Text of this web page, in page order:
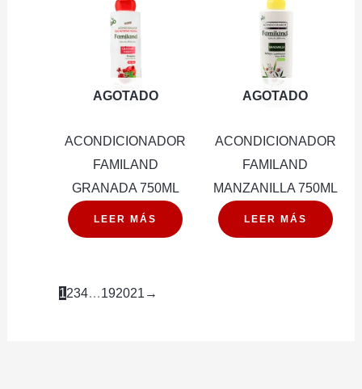
AGOTADO
ACONDICIONADOR
FAMILAND
GRANADA 750ML
LEER MÁS
AGOTADO
ACONDICIONADOR
FAMILAND
MANZANILLA 750ML
LEER MÁS
1234…192021 →